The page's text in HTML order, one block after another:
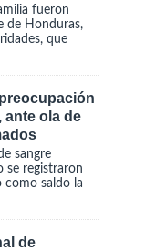
fueron
de Honduras,
que
ante ola de
sangre
se registraron
como saldo la
de